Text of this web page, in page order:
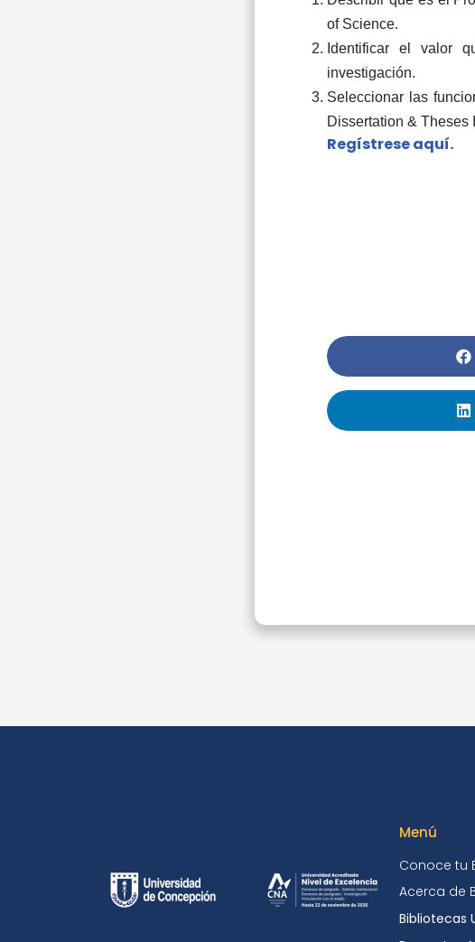
of Science.
Identificar el valor
investigación.
Seleccionar las
Dissertation & Theses
Regístrese aquí.
Menú
Conoce tu
Acerca de
Bibliotecas